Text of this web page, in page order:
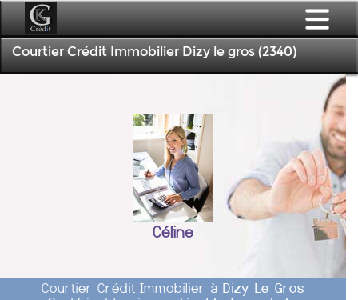
Courtier Crédit Immobilier Dizy le gros (2340)
Céline
Courtier Crédit Immobilier à Dizy Le Gros